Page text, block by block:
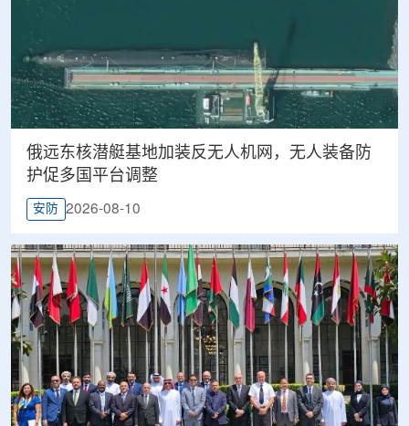
俄远东核潜艇基地加装反无人机网，无人装备防
护促多国平台调整
安防 2026-08-10